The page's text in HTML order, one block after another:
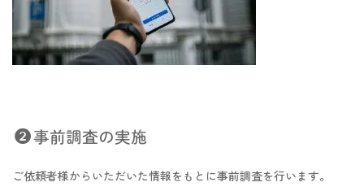
事前調査の実施
ご依頼者様からいただいた情報をもとに事前調査を行います。